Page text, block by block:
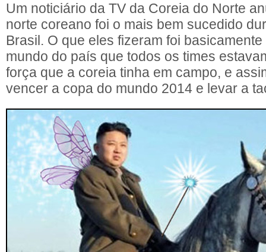
Um noticiário da TV da Coreia do Norte
norte coreano foi o mais bem sucedido
Brasil. O que eles fizeram foi
mundo do país que todos os times
força que a coreia tinha em campo, e
vencer a copa do mundo 2014 e levar a